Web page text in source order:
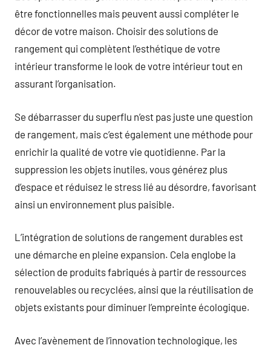
être fonctionnelles mais peuvent aussi compléter le
décor de votre maison. Choisir des solutions de
rangement qui complètent l’esthétique de votre
intérieur transforme le look de votre intérieur tout en
assurant l’organisation.
Se débarrasser du superflu n’est pas juste une question
de rangement, mais c’est également une méthode pour
enrichir la qualité de votre vie quotidienne. Par la
suppression les objets inutiles, vous générez plus
d’espace et réduisez le stress lié au désordre, favorisant
ainsi un environnement plus paisible.
L’intégration de solutions de rangement durables est
une démarche en pleine expansion. Cela englobe la
sélection de produits fabriqués à partir de ressources
renouvelables ou recyclées, ainsi que la réutilisation de
objets existants pour diminuer l’empreinte écologique.
Avec l’avènement de l’innovation technologique, les